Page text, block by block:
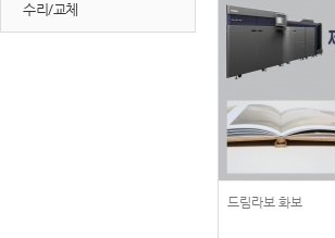
수리/교체
드림라보 화보